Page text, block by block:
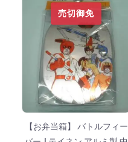
売切御免
【お弁当箱】 バトルフィー